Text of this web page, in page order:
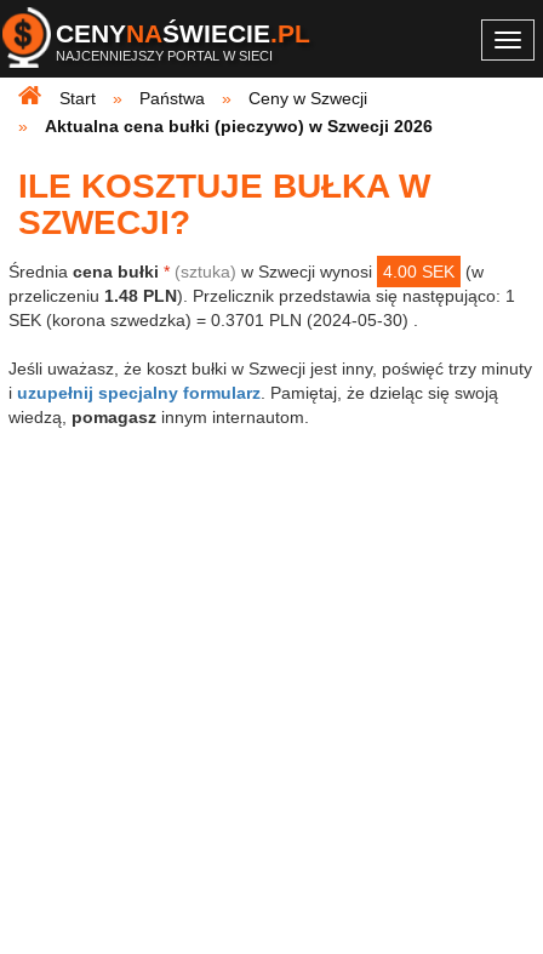
CENYNAŚWIECIE.PL
NAJCENNIEJSZY PORTAL W SIECI
Start
Państwa
Ceny w Szwecji
Aktualna cena bułki (pieczywo) w Szwecji 2026
ILE KOSZTUJE BUŁKA W
SZWECJI?
Średnia cena bułki * (sztuka) w Szwecji wynosi 4.00 SEK
(w
przeliczeniu 1.48 PLN). Przelicznik przedstawia się następująco: 1
SEK (korona szwedzka) = 0.3701 PLN (2024-05-30) .
Jeśli uważasz, że koszt bułki w Szwecji jest inny, poświęć trzy minuty
i uzupełnij specjalny formularz . Pamiętaj, że dzieląc się swoją
wiedzą, pomagasz innym internautom.